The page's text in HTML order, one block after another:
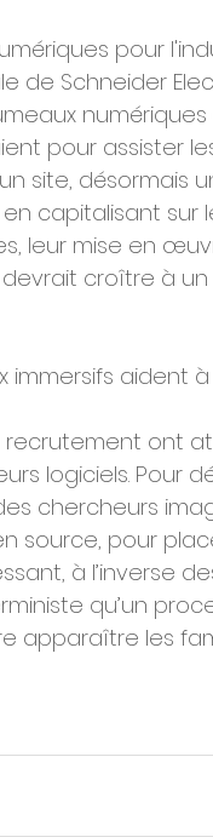
pour
de Schneider
numériques
pour assister
site, désormais
capitalisant sur
leur mise en
croître à un
immersifs aident
ont
logiciels. Pour
chercheurs
source, pour
à l’inverse
qu’un
les